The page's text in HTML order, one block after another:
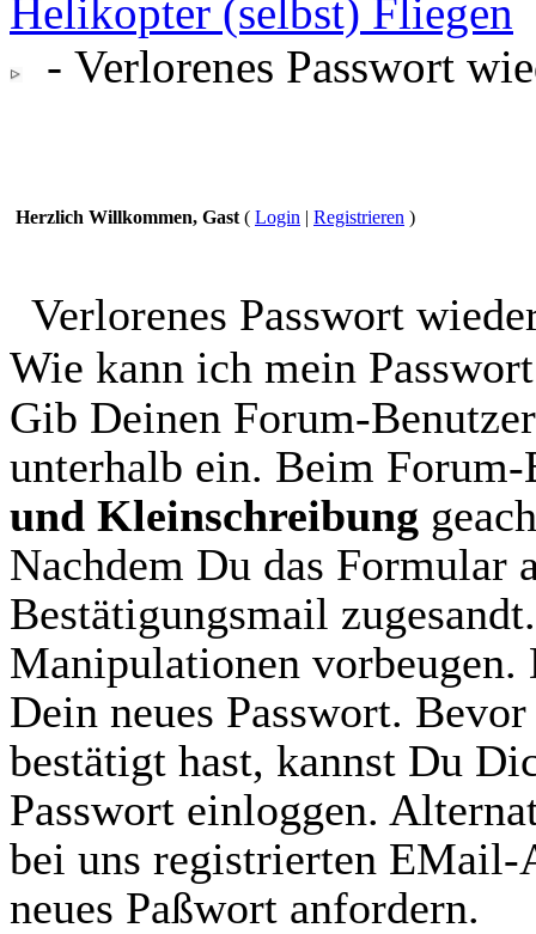
- Verlorenes Passwort
Herzlich Willkommen, Gast ( Login | Registrieren )
Verlorenes Passwort
Wie kann ich mein
Gib Deinen Forum-
unterhalb ein. Beim
und Kleinschreibung
Nachdem Du das
Bestätigungsmail
Manipulationen
Dein neues Passwort.
bestätigt hast, kannst Du
Passwort einloggen.
bei uns registrierten EMail-
neues Paßwort anfordern.